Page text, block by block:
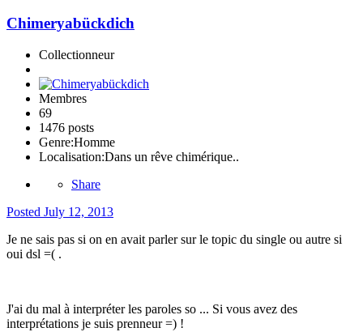
Chimeryabückdich
Collectionneur
Membres
69
1476 posts
Genre:Homme
Localisation:Dans un rêve chimérique..
Share
Posted July 12, 2013
Je ne sais pas si on en avait parler sur le topic du single ou autre si
oui dsl =( .
J'ai du mal à interpréter les paroles so ... Si vous avez des
interprétations je suis prenneur =) !